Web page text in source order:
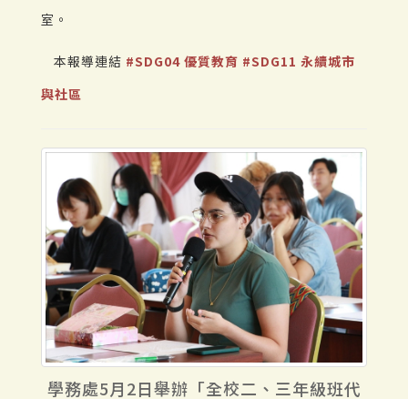
室。
本報導連結 #SDG04 優質教育 #SDG11 永續城市
與社區
學務處5月2日舉辦「全校二、三年級班代